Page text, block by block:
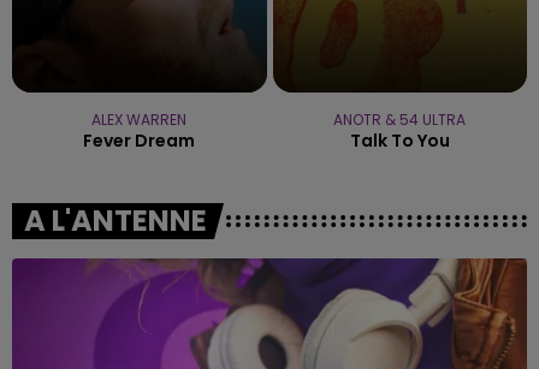
ALEX WARREN
Fever Dream
ANOTR & 54 ULTRA
Talk To You
A L'ANTENNE